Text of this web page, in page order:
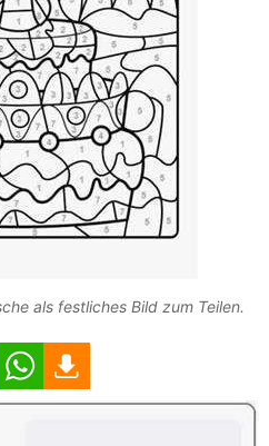
als festliches Bild zum Teilen.